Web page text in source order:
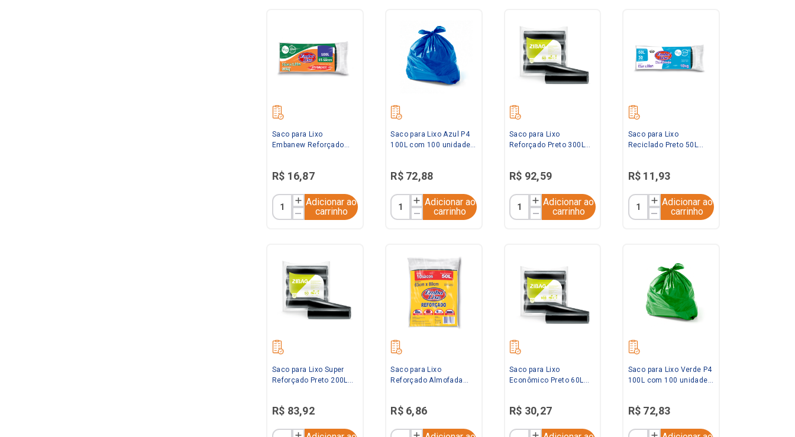
Saco para Lixo
Embanew Reforçado
R$ 16,87
Adicionar ao
carrinho
Saco para Lixo Azul P4
100L com 100 unidades
R$ 72,88
Adicionar ao
carrinho
Saco para Lixo
Reforçado Preto 300L
R$ 92,59
Adicionar ao
carrinho
Saco para Lixo
Reciclado Preto 50L
R$ 11,93
Adicionar ao
carrinho
Saco para Lixo Super
Reforçado Preto 200L
R$ 83,92
Saco para Lixo
Reforçado Almofada
R$ 6,86
Saco para Lixo
Econômico Preto 60L
R$ 30,27
Saco para Lixo Verde P4
100L com 100 unidades
R$ 72,83